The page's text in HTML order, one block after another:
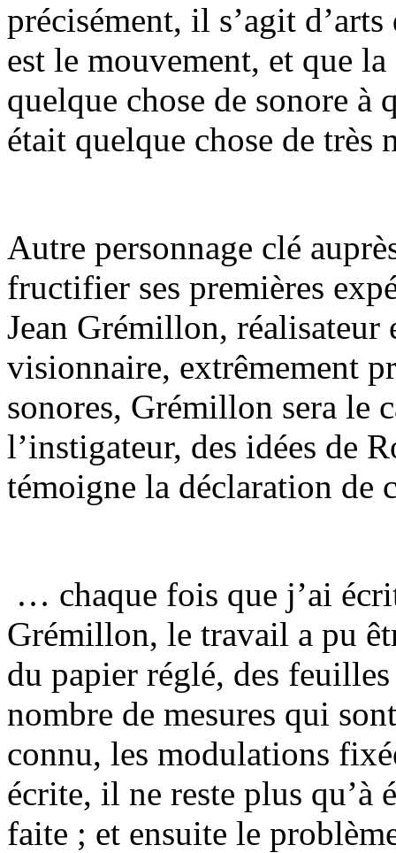
précisément, il s’agit
est le mouvement, et que
quelque chose de sonore à
était quelque chose de très
Autre personnage clé
fructifier ses premières
Jean Grémillon, réalisateur
visionnaire, extrêmement
sonores, Grémillon sera le
l’instigateur, des idées de
témoigne la déclaration de
… chaque fois que j’ai
Grémillon, le travail a pu
du papier réglé, des
nombre de mesures qui
connu, les modulations
écrite, il ne reste plus qu’à
faite ; et ensuite le